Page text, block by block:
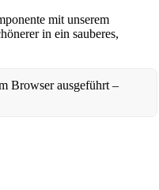
mit unserem
in ein sauberes,
Browser ausgeführt –